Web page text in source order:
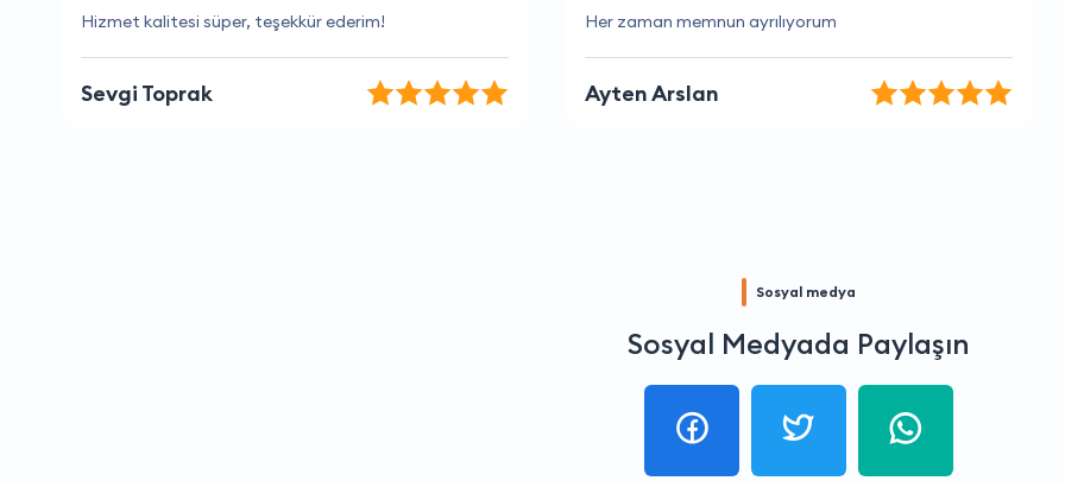
Her zaman memnun ayrılıyorum
Ayten Arslan
İhtiyaçlarımı tam olarak anlayan ve yardımcı olan bir
firma.
Sosyal medya
Sosyal Medyada Paylaşın